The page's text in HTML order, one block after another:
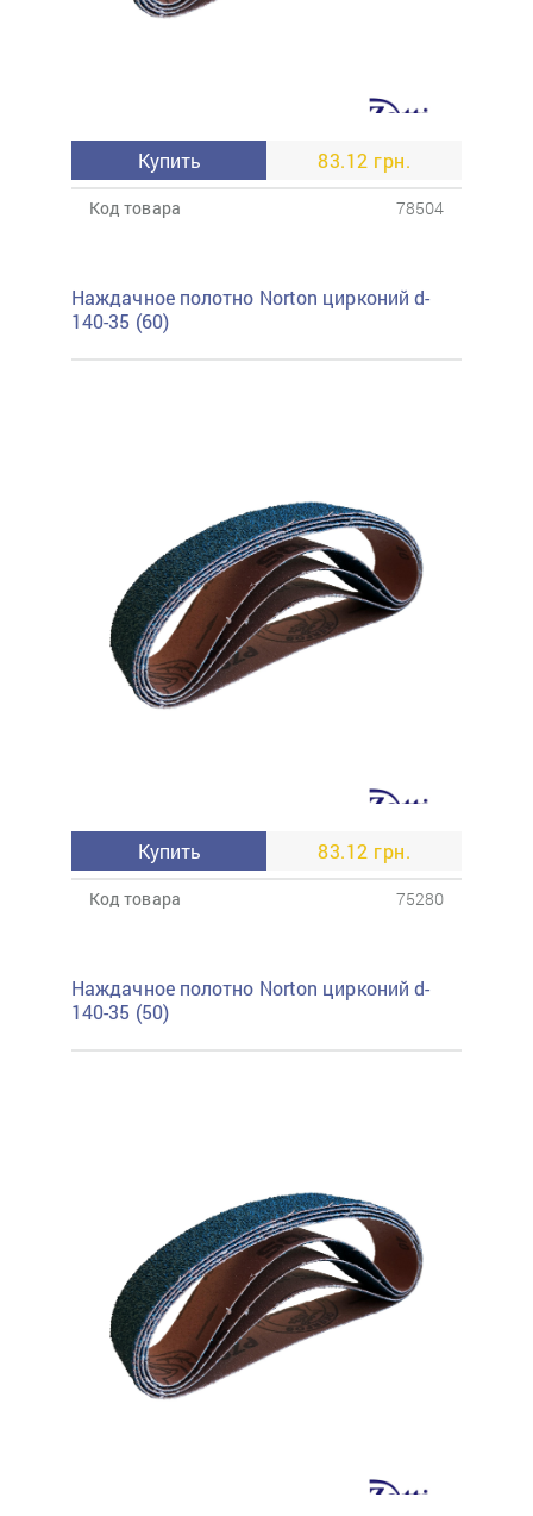
Купить 83.12 грн.
Код товара 78504
Наждачное полотно Norton цирконий d-
140-35 (60)
Купить 83.12 грн.
Код товара 75280
Наждачное полотно Norton цирконий d-
140-35 (50)